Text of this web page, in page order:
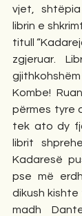
vjet, shtëpia
librin e
titull
zgjeruar.
Kombe!
përmes tyre
tek ato dy
librit
Kadaresë
pse më
dikush
madh